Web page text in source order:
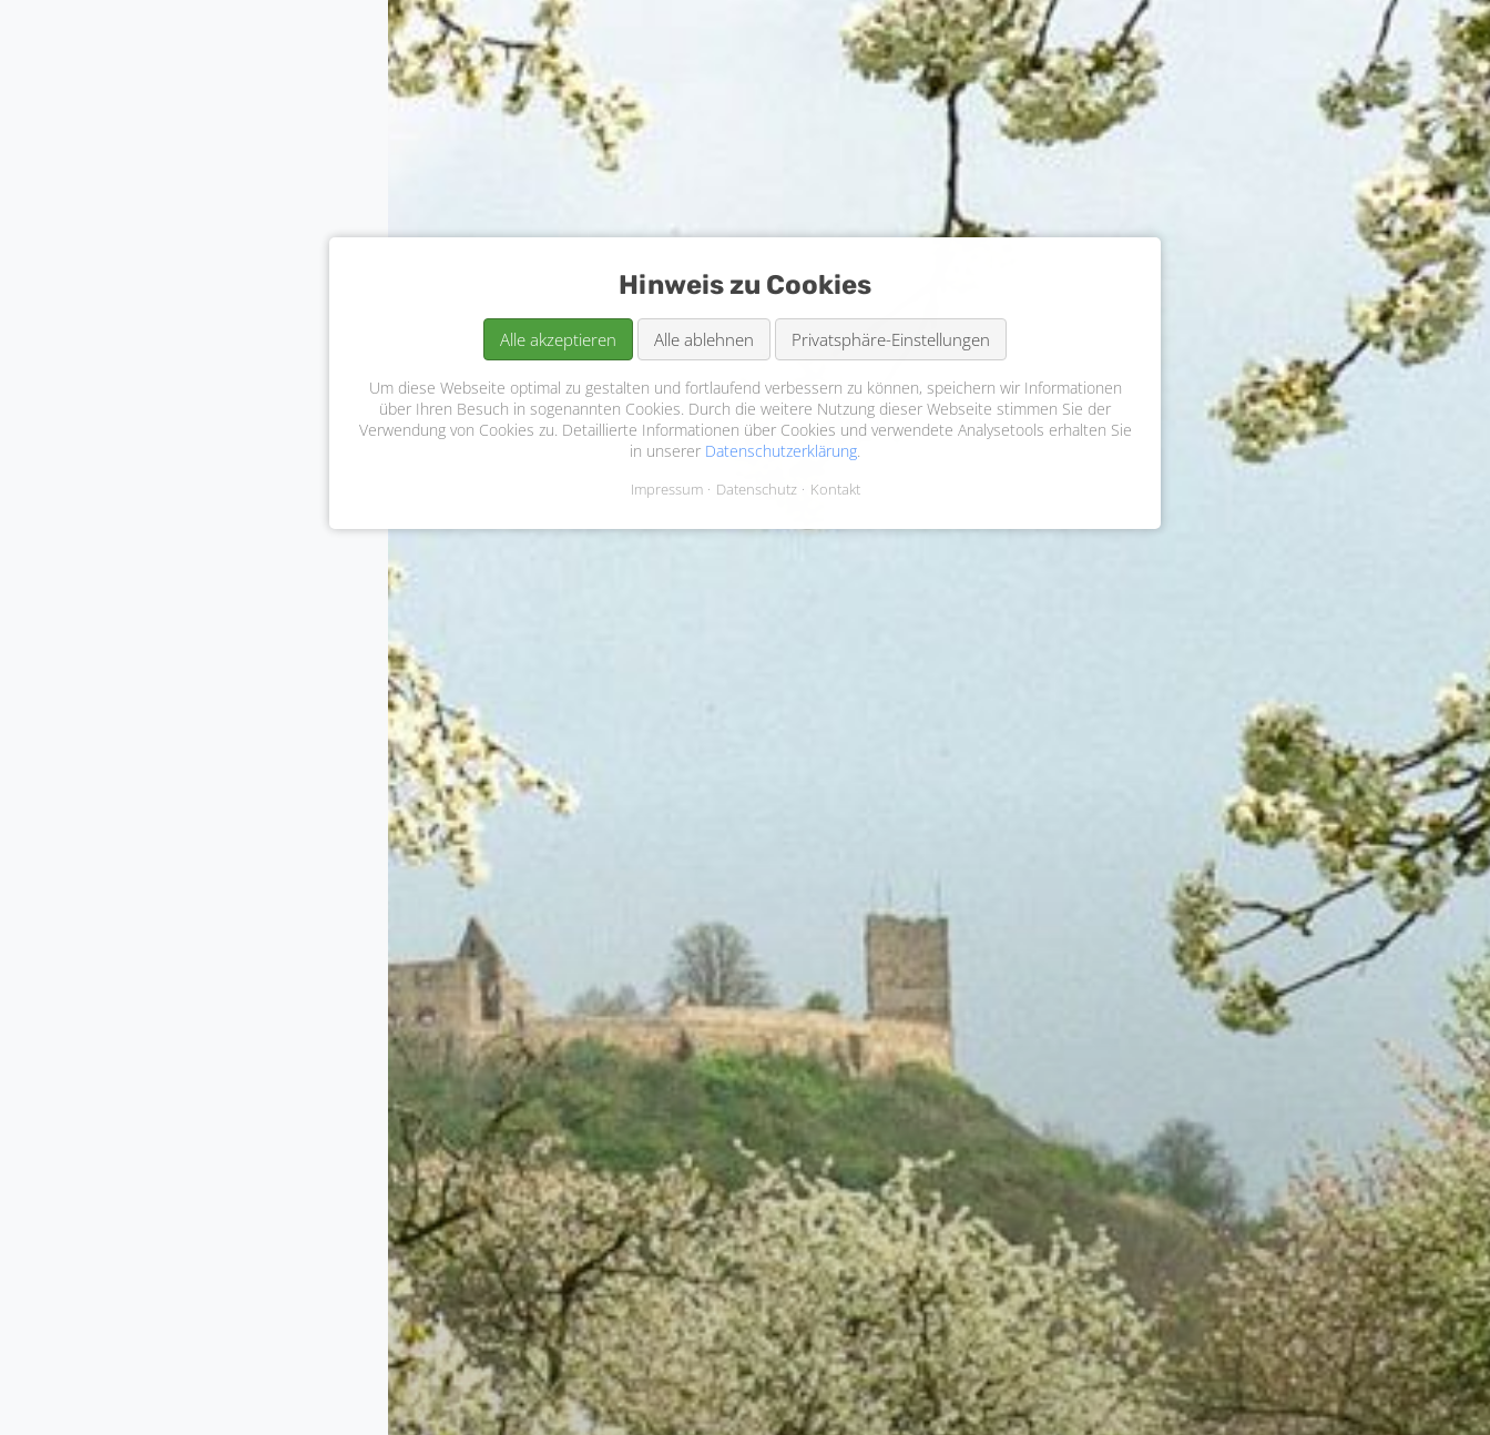
Hinweis zu Cookies
Alle akzeptieren Alle ablehnen Privatsphäre-Einstellungen
Um diese Webseite optimal zu gestalten und fortlaufend verbessern zu können, speichern wir Informationen
über Ihren Besuch in sogenannten Cookies. Durch die weitere Nutzung dieser Webseite stimmen Sie der
Verwendung von Cookies zu. Detaillierte Informationen über Cookies und verwendete Analysetools erhalten Sie
in unserer Datenschutzerklärung.
Impressum Datenschutz Kontakt